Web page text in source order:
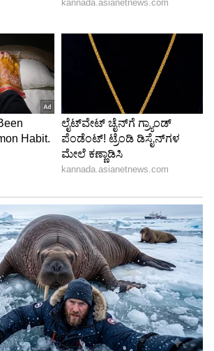
ಆಟ ಆಡ್ತಿದ್ದಾನೆ. ಕಾರ್ತಿಕ್ ತನ್ನ
ನಿಯಂತ್ರಿಸಲು ಕಷ್ಟ ಆಗಬಹುದು ಹಾಗೂ
ಸಂಗೀತ ಇರುವುದರಿಂದ ಗಲಾಟೆ,
ಜೋರಿರಬಹುದು, ಇದರಿಂದ ತನಗೆ ತಂಡದ
ಚಿಂತಿಸಿ, ಕಾರ್ತಿಕ್
ಹೊರಹಾಕಿದ್ದಾರೆ ಡೋನ್ ಪ್ರತಾಪ್
ಕಾಮೆಂಟ್ ಮಾಡಿದ್ದಾರೆ.